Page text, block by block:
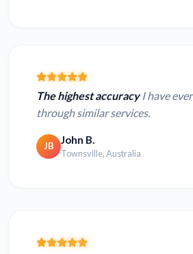
The highest accuracyI have
through similar services.
JB John B.
Townsville, Australia